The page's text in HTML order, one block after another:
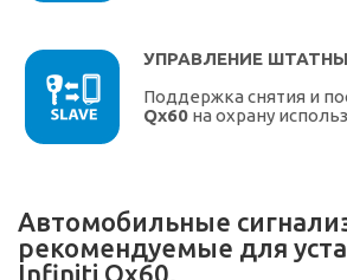
УПРАВЛЕНИЕ
Поддержка снятия и
Qx60 на охрану
Автомобильные
рекомендуемые для
Infiniti Qx60.